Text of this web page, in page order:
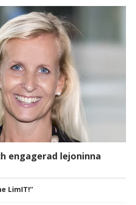
engagerad lejoninna
LimIT!”